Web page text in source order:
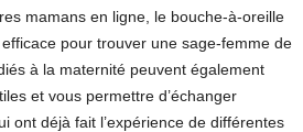
mamans en ligne, le bouche-à-oreille
pour trouver une sage-femme de
à la maternité peuvent également
et vous permettre d’échanger
ont déjà fait l’expérience de différentes